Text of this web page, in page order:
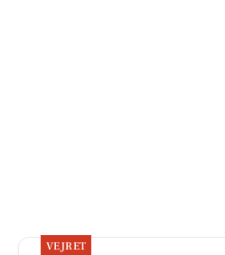
VEJRET